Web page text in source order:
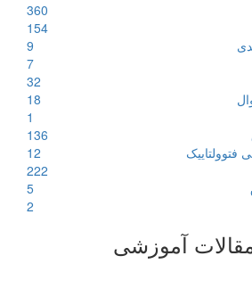
360
154
9
7
32
18
1
136
فتوولتاییک
12
222
5
2
آموزشی